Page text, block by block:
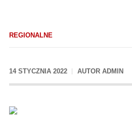
REGIONALNE
14 STYCZNIA 2022 AUTOR ADMIN